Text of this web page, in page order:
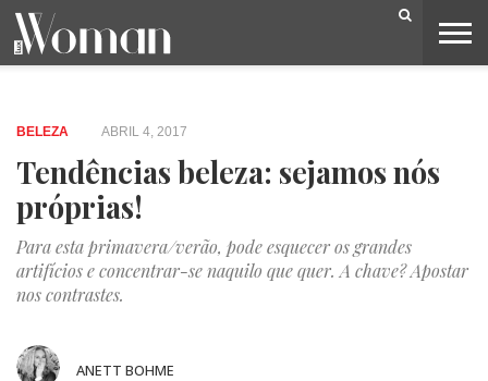
BELEZA ABRIL 4, 2017
Tendências beleza: sejamos nós
próprias!
Para esta primavera/verão, pode esquecer os grandes
artifícios e concentrar-se naquilo que quer. A chave? Apostar
nos contrastes.
ANETT BOHME